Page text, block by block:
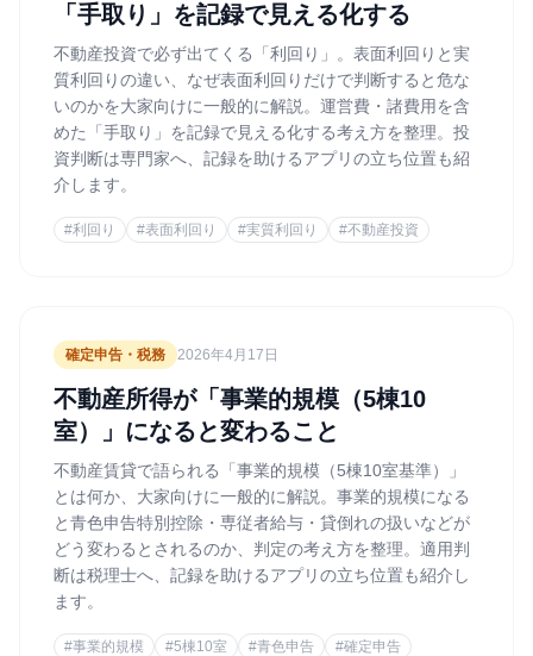
「手取り」を記録で見える化する
不動産投資で必ず出てくる「利回り」。表面利回りと実
質利回りの違い、なぜ表面利回りだけで判断すると危な
いのかを大家向けに一般的に解説。運営費・諸費用を含
めた「手取り」を記録で見える化する考え方を整理。投
資判断は専門家へ、記録を助けるアプリの立ち位置も紹
介します。
#利回り #表面利回り #実質利回り #不動産投資
確定申告・税務 2026年4月17日
不動産所得が「事業的規模（5棟10
室）」になると変わること
不動産賃貸で語られる「事業的規模（5棟10室基準）」
とは何か、大家向けに一般的に解説。事業的規模になる
と青色申告特別控除・専従者給与・貸倒れの扱いなどが
どう変わるとされるのか、判定の考え方を整理。適用判
断は税理士へ、記録を助けるアプリの立ち位置も紹介し
ます。
#事業的規模 #5棟10室 #青色申告 #確定申告